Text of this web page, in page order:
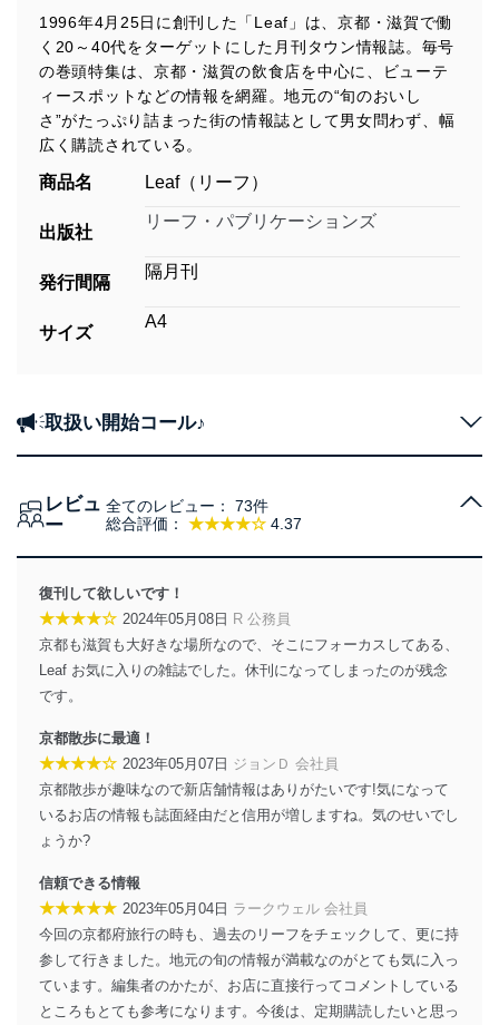
1996年4月25日に創刊した「Leaf」は、京都・滋賀で働
く20～40代をターゲットにした月刊タウン情報誌。毎号
の巻頭特集は、京都・滋賀の飲食店を中心に、ビューテ
ィースポットなどの情報を網羅。地元の“旬のおいし
さ”がたっぷり詰まった街の情報誌として男女問わず、幅
広く購読されている。
商品名 Leaf（リーフ）
出版社
リーフ・パブリケーションズ
発行間隔
隔月刊
サイズ
A4
取扱い開始コール♪
レビュ
ー
総合評価： ★★★★☆ 4.37
全てのレビュー： 73件
復刊して欲しいです！
★★★★☆ 2024年05月08日 R 公務員
京都も滋賀も大好きな場所なので、そこにフォーカスしてある、
Leaf お気に入りの雑誌でした。休刊になってしまったのが残念
です。
京都散歩に最適！
★★★★☆ 2023年05月07日 ジョンＤ 会社員
京都散歩が趣味なので新店舗情報はありがたいです!気になって
いるお店の情報も誌面経由だと信用が増しますね。気のせいでし
ょうか?
信頼できる情報
★★★★★ 2023年05月04日 ラークウェル 会社員
今回の京都府旅行の時も、過去のリーフをチェックして、更に持
参して行きました。地元の旬の情報が満載なのがとても気に入っ
ています。編集者のかたが、お店に直接行ってコメントしている
ところもとても参考になります。今後は、定期購読したいと思っ